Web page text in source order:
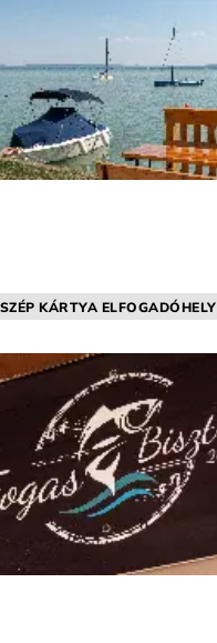
SZÉP KÁRTYA ELFOGADÓHELY